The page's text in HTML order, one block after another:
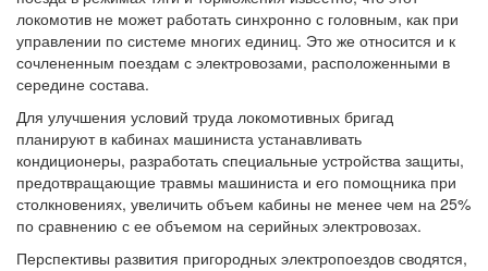
локомотив не может работать синхронно с головным, как при
управлении по системе многих единиц. Это же относится и к
сочлененным поездам с электровозами, расположенными в
середине состава.
Для улучшения условий труда локомотивных бригад
планируют в кабинах машиниста устанавливать
кондиционеры, разработать специальные устройства защиты,
предотвращающие травмы машиниста и его помощника при
столкновениях, увеличить объем кабины не менее чем на 25%
по сравнению с ее объемом на серийных электровозах.
Перспективы развития пригородных электропоездов сводятся,